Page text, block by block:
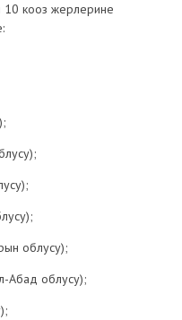
10 кооз жерлерине
облусу);
Абад облусу);